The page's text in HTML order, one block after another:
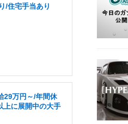
/住宅手当あり
29万円～/年間休
上に展開中の大手